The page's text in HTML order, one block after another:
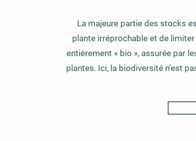
La majeure partie des stocks
plante irréprochable et de
entièrement « bio », assurée par
plantes. Ici, la biodiversité n’est